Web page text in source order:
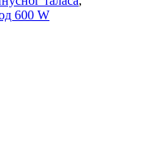
600 W